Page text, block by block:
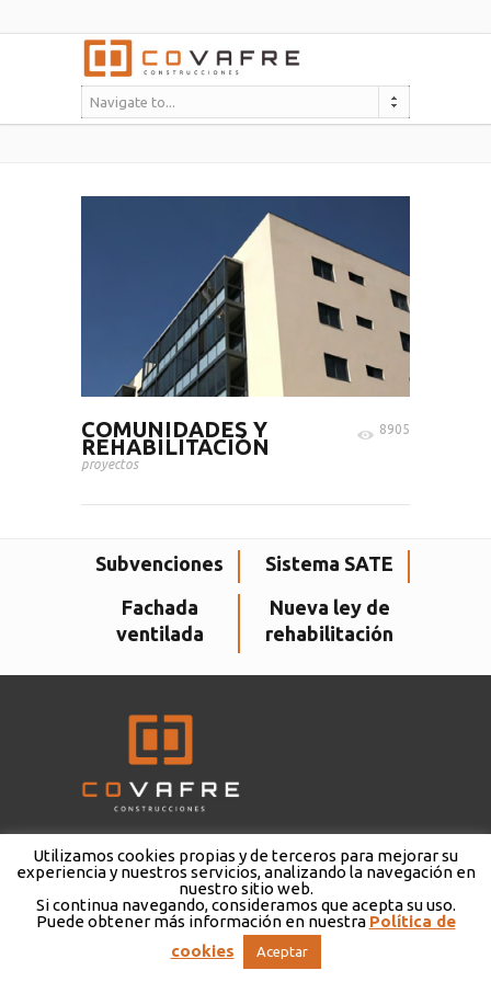
Navigate to...
COMUNIDADES Y
REHABILITACIÓN
8905
proyectos
Subvenciones
Sistema SATE
Fachada
ventilada
Nueva ley de
rehabilitación
Alegría 43, Bajo :: 33209 Gijón ASTURIAS :: 985 161 548 ::
covafre@covafre.com|Política de privacidad::Teaser
Utilizamos cookies propias y de terceros para mejorar su
experiencia y nuestros servicios, analizando la navegación en
nuestro sitio web.
Si continua navegando, consideramos que acepta su uso.
Puede obtener más información en nuestra Política de
cookies
Aceptar